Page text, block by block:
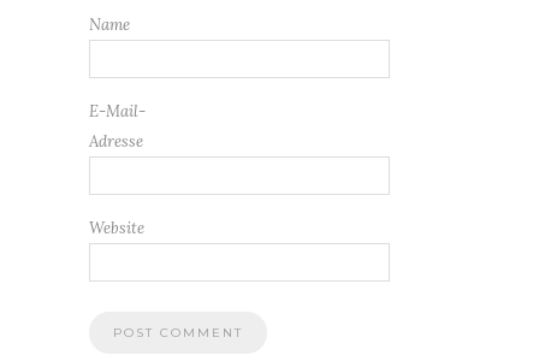
Name
E-Mail-
Adresse
Website